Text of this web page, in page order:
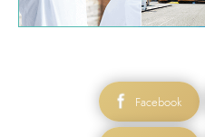
Facebook